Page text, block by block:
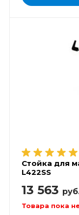
Стойка для
L422SS
13 563
Товара пока